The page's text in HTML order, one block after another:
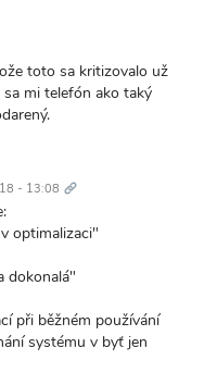
toto sa kritizovalo už
mi telefón ako taký
- 13:08 odkaz
optimalizaci"
dokonalá"
při běžném používání
systému v byť jen